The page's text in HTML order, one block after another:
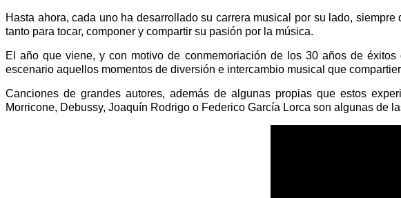
Hasta ahora, cada uno ha desarrollado su carrera musical por su lado,
tanto para tocar, componer y compartir su pasión por la música.
El año que viene, y con motivo de conmemoriación de los 30 años de
escenario aquellos momentos de diversión e intercambio musical que
Canciones de grandes autores, además de algunas propias que estos
Morricone, Debussy, Joaquín Rodrigo o Federico García Lorca son algunas de